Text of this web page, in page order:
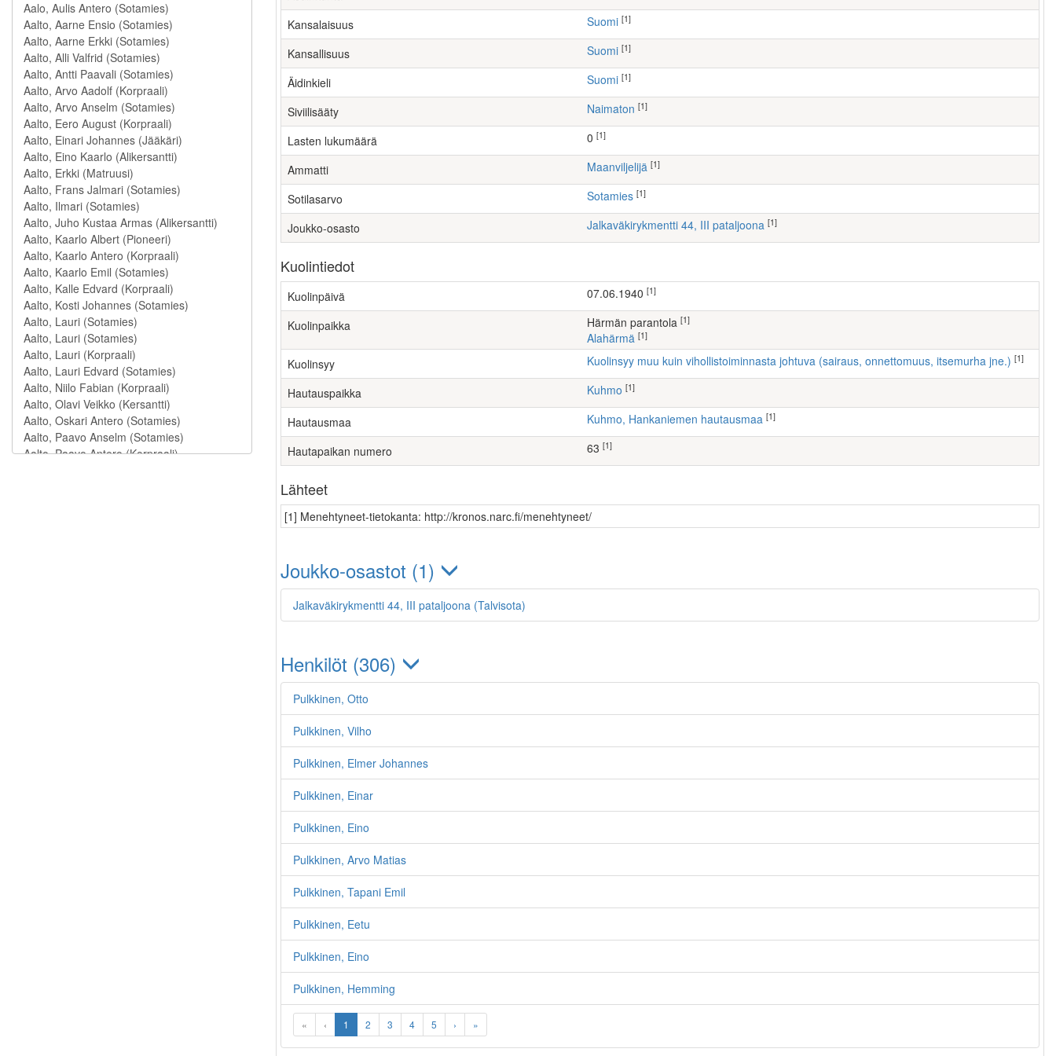
Kansalaisuus Suomi [1]
Kansallisuus Suomi [1]
Äidinkieli Suomi [1]
Siviilisääty Naimaton [1]
Lasten lukumäärä [1]
Ammatti maanviljelijä [1]
Sotilasarvo Sotamies [1]
Joukko-osasto Jalkaväkirykmentti 44, III pataljoona [1]
Kuolintiedot
Kuolinpäivä 07.06.1940 [1]
Kuolinpaikka Härmän parantola [1]
Alahärmä [1]
Kuolinsyy Kuolinsyy muu kuin vihollistoiminnasta johtuva (sairaus, onnettomuus, itsemurha jne.) [1]
Hautauspaikka Kuhmo [1]
Hautausmaa Kuhmo, Hankaniemen hautausmaa [1]
Hautapaikan numero 63 [1]
Lähteet
[1] Menehtyneet-tietokanta: http://kronos.narc.fi/menehtyneet/
Joukko-osastot (1)
Jalkaväkirykmentti 44, III pataljoona (Talvisota)
Henkilöt (306)
Pulkkinen, Otto
Pulkkinen, Vilho
Pulkkinen, Elmer Johannes
Pulkkinen, Einar
Pulkkinen, Eino
Pulkkinen, Arvo Matias
Pulkkinen, Tapani Emil
Pulkkinen, Eetu
Pulkkinen, Eino
Pulkkinen, Hemming
« ‹ 1 2 3 4 5 › »